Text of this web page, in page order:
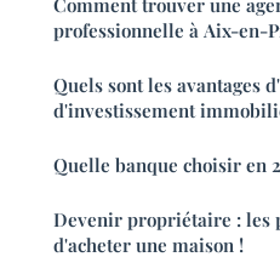
professionnelle à Aix-en-
Quels sont les avantages
d'investissement
Quelle banque choisir en
Devenir propriétaire : les
d'acheter une maison !